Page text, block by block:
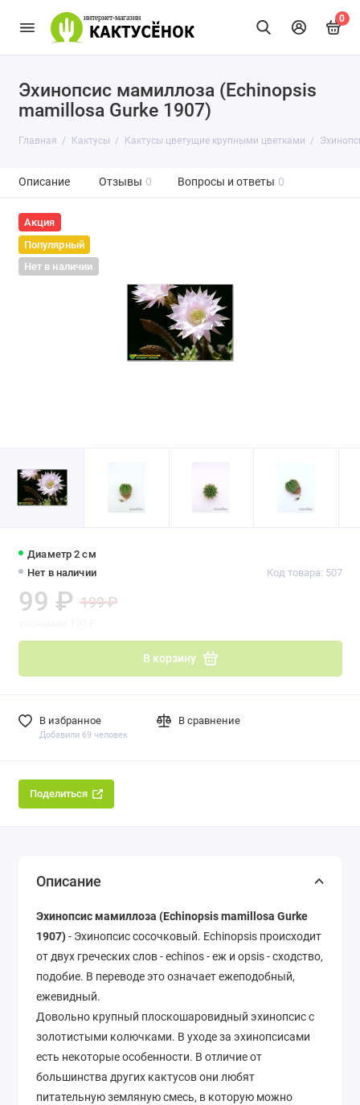
0
Эхинопсис мамиллоза (Echinopsis
mamillosa Gurke 1907)
Главная Кактусы Кактусы цветущие крупными цветками
Описание Отзывы 0 Вопросы и ответы 0
Акция
Популярный
Нет в наличии
Диаметр 2 см
Нет в наличии
Код товара: 507
99 ₽ 199 ₽
В корзину
В избранное
Добавили 69 человек
В сравнение
Поделиться
Описание
Эхинопсис мамиллоза (Echinopsis mamillosa Gurke
1907)- Эхинопсис сосочковый. Echinopsis происходит
от двух греческих слов - echinos - еж и opsis - сходство,
подобие. В переводе это означает ежеподобный,
ежевидный.
Довольно крупный плоскошаровидный эхинопсис с
золотистыми колючками. В уходе за эхинопсисами
есть некоторые особенности. В отличие от
большинства других кактусов они любят
питательную земляную смесь, в которую можно